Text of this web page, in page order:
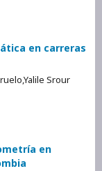
en carreras
Srour
en